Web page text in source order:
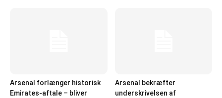
Arsenal forlænger historisk
Emirates-aftale – bliver
Arsenal bekræfter
underskrivelsen af